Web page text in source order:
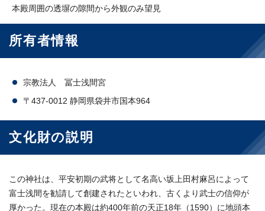
本殿周囲の透塀の隙間から外観のみ望見
所有者情報
宗教法人 冨士浅間宮
〒437-0012 静岡県袋井市国本964
文化財の説明
この神社は、平安初期の武将として名高い坂上田村麻呂によって
富士浅間を勧請して創建されたといわれ、古くより武士の信仰が
厚かった。現在の本殿は約400年前の天正18年（1590）に地頭本